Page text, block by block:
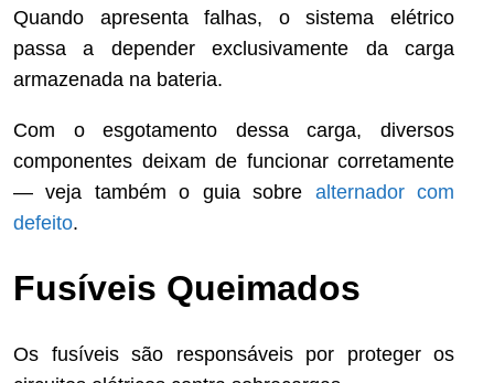
Quando apresenta falhas, o sistema elétrico
passa a depender exclusivamente da carga
armazenada na bateria.
Com o esgotamento dessa carga, diversos
componentes deixam de funcionar corretamente
— veja também o guia sobre alternador com
defeito.
Fusíveis Queimados
Os fusíveis são responsáveis por proteger os